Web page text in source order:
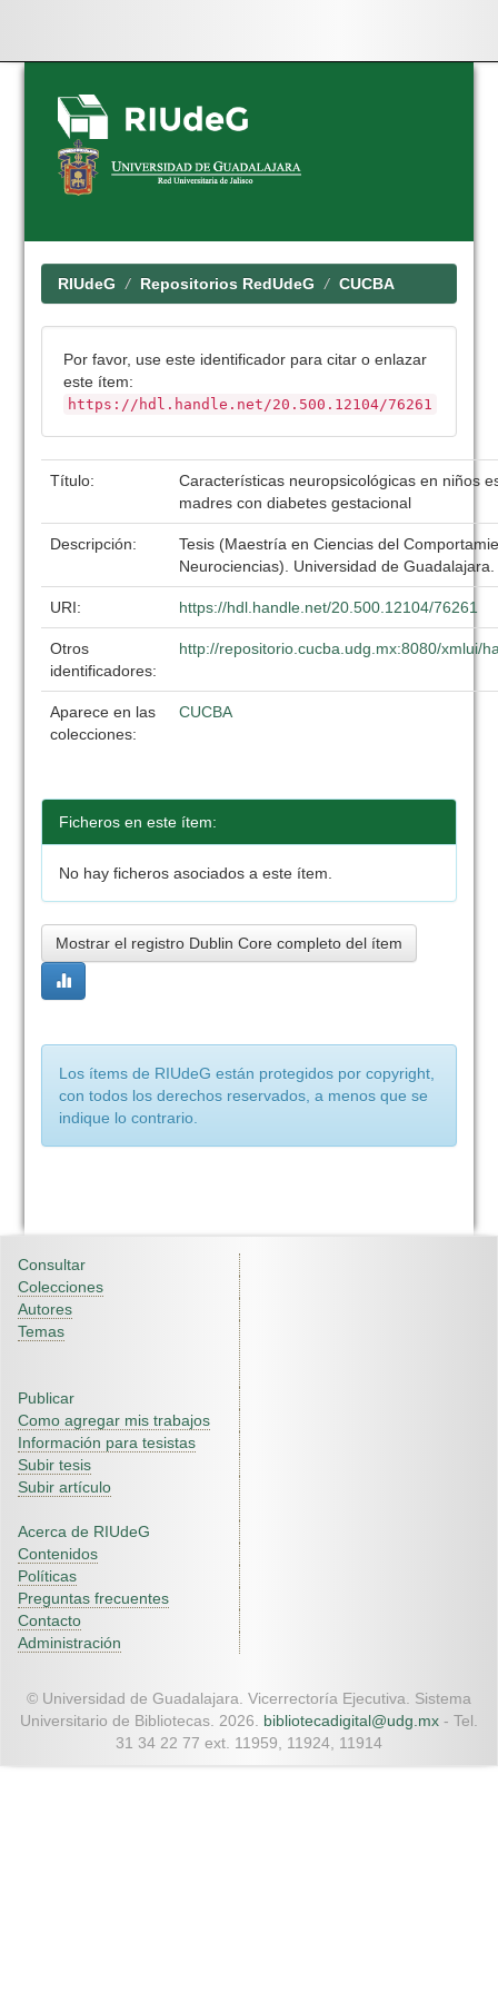
Skip
navigation
RIUdeG Repositorios RedUdeG CUCBA
Por favor, use este identificador para citar o enlazar
este ítem:
https://hdl.handle.net/20.500.12104/76261
Título:
Características neuropsicológicas en niños
madres con diabetes gestacional
Descripción:
Tesis (Maestría en Ciencias del
Neurociencias). Universidad de Guadalajara.
URI: https://hdl.handle.net/20.500.12104/76261
Otros
identificadores:
http://repositorio.cucba.udg.mx:8080/xmlui/
Aparece en las
colecciones:
CUCBA
Ficheros en este ítem:
No hay ficheros asociados a este ítem.
Mostrar el registro Dublin Core completo del ítem
Los ítems de RIUdeG están protegidos por copyright,
con todos los derechos reservados, a menos que se
indique lo contrario.
Consultar
Colecciones
Autores
Temas
Publicar
Como agregar mis trabajos
Información para tesistas
Subir tesis
Subir artículo
Acerca de RIUdeG
Contenidos
Políticas
Preguntas frecuentes
Contacto
Administración
© Universidad de Guadalajara. Vicerrectoría Ejecutiva. Sistema
Universitario de Bibliotecas. 2026. bibliotecadigital@udg.mx - Tel.
31 34 22 77 ext. 11959, 11924, 11914